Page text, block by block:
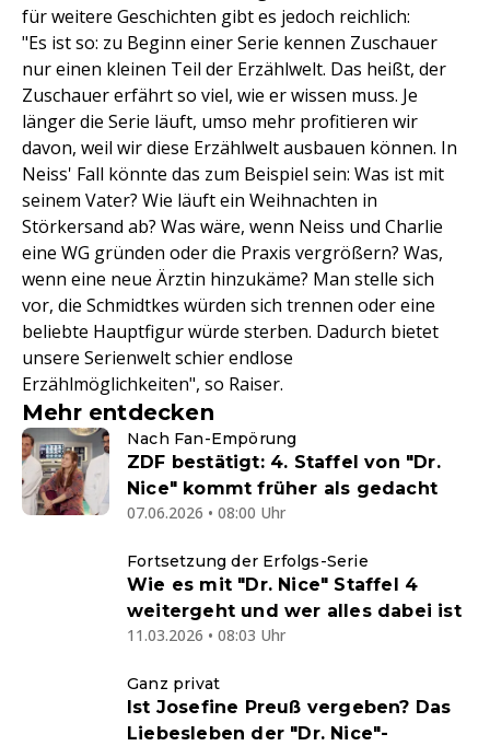
für weitere Geschichten gibt es jedoch reichlich:
"Es ist so: zu Beginn einer Serie kennen Zuschauer
nur einen kleinen Teil der Erzählwelt. Das heißt, der
Zuschauer erfährt so viel, wie er wissen muss. Je
länger die Serie läuft, umso mehr profitieren wir
davon, weil wir diese Erzählwelt ausbauen können. In
Neiss' Fall könnte das zum Beispiel sein: Was ist mit
seinem Vater? Wie läuft ein Weihnachten in
Störkersand ab? Was wäre, wenn Neiss und Charlie
eine WG gründen oder die Praxis vergrößern? Was,
wenn eine neue Ärztin hinzukäme? Man stelle sich
vor, die Schmidtkes würden sich trennen oder eine
beliebte Hauptfigur würde sterben. Dadurch bietet
unsere Serienwelt schier endlose
Erzählmöglichkeiten", so Raiser.
Mehr entdecken
Nach Fan-Empörung
ZDF bestätigt: 4. Staffel von "Dr.
Nice" kommt früher als gedacht
07.06.2026 • 08:00 Uhr
Fortsetzung der Erfolgs-Serie
Wie es mit "Dr. Nice" Staffel 4
weitergeht und wer alles dabei ist
11.03.2026 • 08:03 Uhr
Ganz privat
Ist Josefine Preuß vergeben? Das
Liebesleben der "Dr. Nice"-